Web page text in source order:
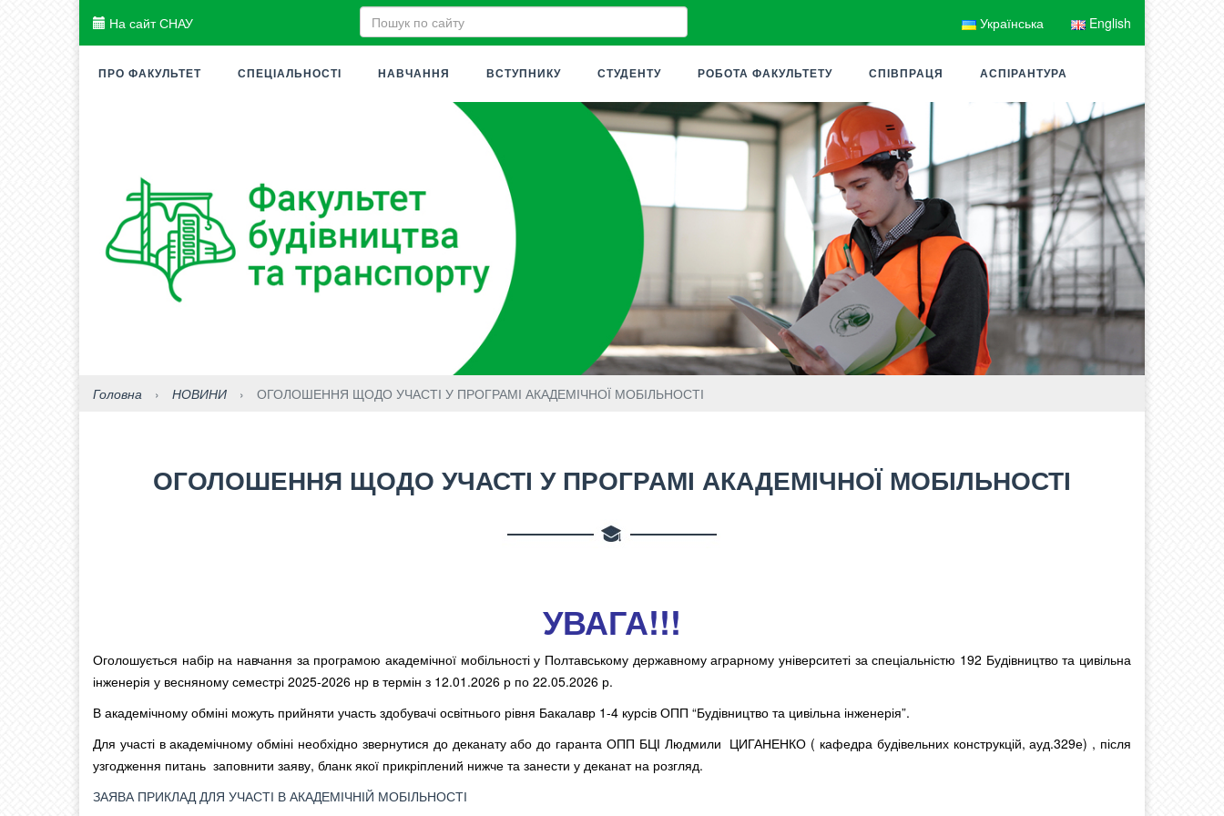
На сайт СНАУ Українська English
ПРО ФАКУЛЬТЕТ СПЕЦІАЛЬНОСТІ НАВЧАННЯ ВСТУПНИКУ СТУДЕНТУ РОБОТА ФАКУЛЬТЕТУ СПІВПРАЦЯ АСПІРАНТУРА
Головна › НОВИНИ › ОГОЛОШЕННЯ ЩОДО УЧАСТІ У ПРОГРАМІ АКАДЕМІЧНОЇ МОБІЛЬНОСТІ
ОГОЛОШЕННЯ ЩОДО УЧАСТІ У ПРОГРАМІ АКАДЕМІЧНОЇ МОБІЛЬНОСТІ
УВАГА!!!
Оголошується набір на навчання за програмою академічної мобільності у Полтавському державному аграрному університеті за спеціальністю 192 Будівництво та цивільна
інженерія у весняному семестрі 2025-2026 нр в термін з 12.01.2026 р по 22.05.2026 р.
В академічному обміні можуть прийняти участь здобувачі освітнього рівня Бакалавр 1-4 курсів ОПП “Будівництво та цивільна інженерія”.
Для участі в академічному обміні необхідно звернутися до деканату або до гаранта ОПП БЦІ Людмили ЦИГАНЕНКО ( кафедра будівельних конструкцій, ауд.329е) , після
узгодження питань заповнити заяву, бланк якої прикріплений нижче та занести у деканат на розгляд.
ЗАЯВА ПРИКЛАД ДЛЯ УЧАСТІ В АКАДЕМІЧНІЙ МОБІЛЬНОСТІ